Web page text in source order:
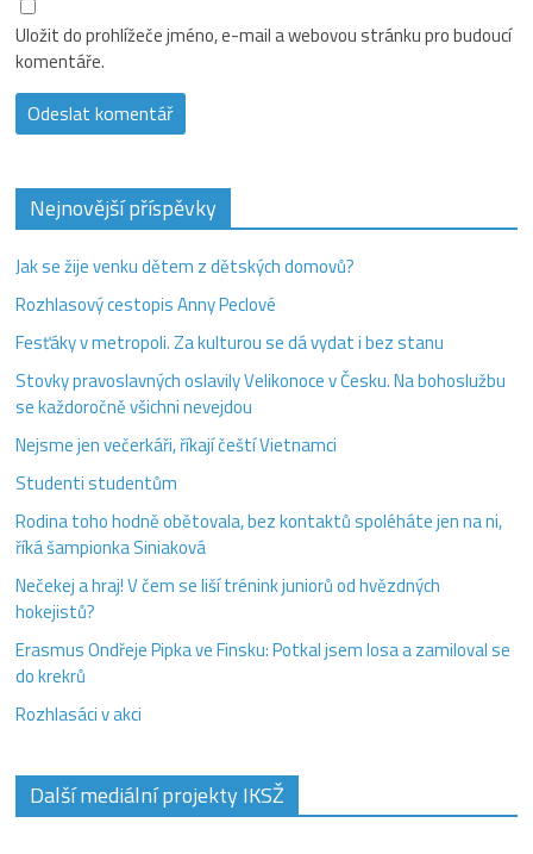
Uložit do prohlížeče jméno, e-mail a webovou stránku pro budoucí
komentáře.
Nejnovější příspěvky
Jak se žije venku dětem z dětských domovů?
Rozhlasový cestopis Anny Peclové
Fesťáky v metropoli. Za kulturou se dá vydat i bez stanu
Stovky pravoslavných oslavily Velikonoce v Česku. Na bohoslužbu
se každoročně všichni nevejdou
Nejsme jen večerkáři, říkají čeští Vietnamci
Studenti studentům
Rodina toho hodně obětovala, bez kontaktů spoléháte jen na ni,
říká šampionka Siniaková
Nečekej a hraj! V čem se liší trénink juniorů od hvězdných
hokejistů?
Erasmus Ondřeje Pipka ve Finsku: Potkal jsem losa a zamiloval se
do krekrů
Rozhlasáci v akci
Další mediální projekty IKSŽ